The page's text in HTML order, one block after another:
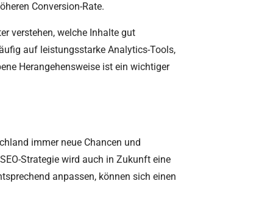
Conversion-Rate.
verstehen, welche Inhalte gut
auf leistungsstarke Analytics-Tools,
Herangehensweise ist ein wichtiger
immer neue Chancen und
Strategie wird auch in Zukunft eine
anpassen, können sich einen